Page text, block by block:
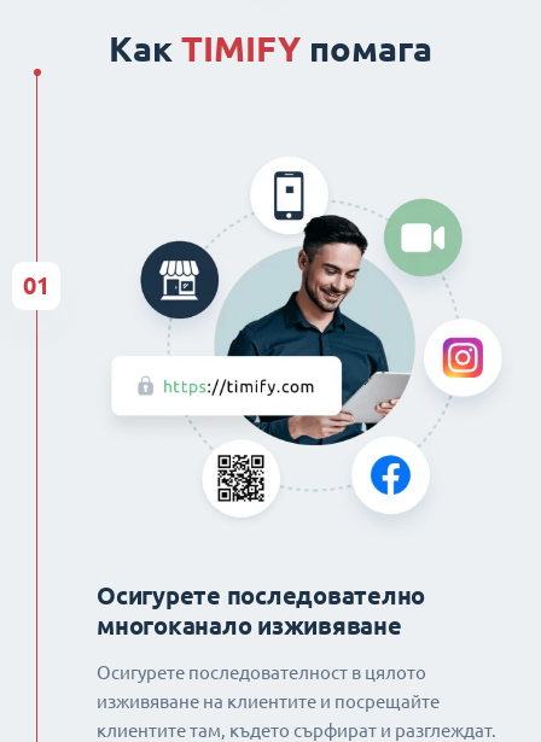
Как TIMIFY помага
Осигурете последователно
многоканало изживяване
Осигурете последователност в цялото
изживяване на клиентите и посрещайте
клиентите там, където сърфират и разглеждат.
01